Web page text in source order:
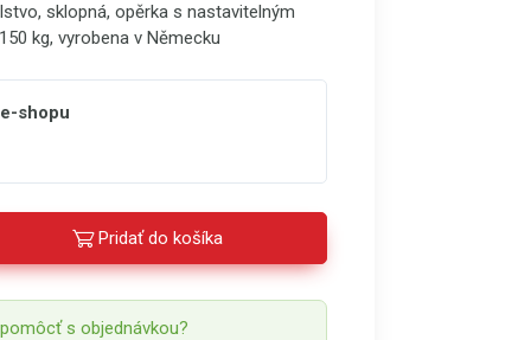
sklopná, opěrka s nastavitelným
kg, vyrobena v Německu
shopu
Pridať do košíka
s objednávkou?